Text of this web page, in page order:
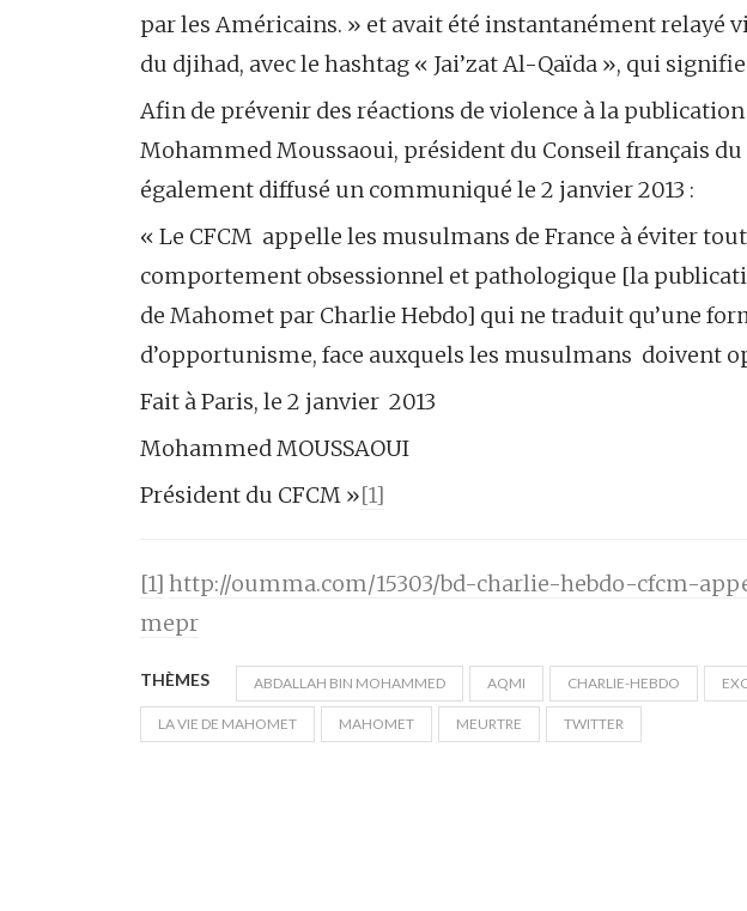
par les Américains. » et avait été instantanément relayé
du djihad, avec le hashtag « Jai’zat Al-Qaïda », qui
Afin de prévenir des réactions de violence à la publication
Mohammed Moussaoui, président du Conseil français
également diffusé un communiqué le 2 janvier 2013 :
« Le CFCM appelle les musulmans de France à éviter
comportement obsessionnel et pathologique [la
de Mahomet par Charlie Hebdo] qui ne traduit qu’une
d’opportunisme, face auxquels les musulmans doivent
Fait à Paris, le 2 janvier 2013
Mohammed MOUSSAOUI
Président du CFCM »[1]
[1] http://oumma.com/15303/bd-charlie-hebdo-cfcm-
mepr
THÈMES ABDALLAH BIN MOHAMMED AQMI CHARLIE-HEBDO
LA VIE DE MAHOMET MAHOMET MEURTRE TWITTER